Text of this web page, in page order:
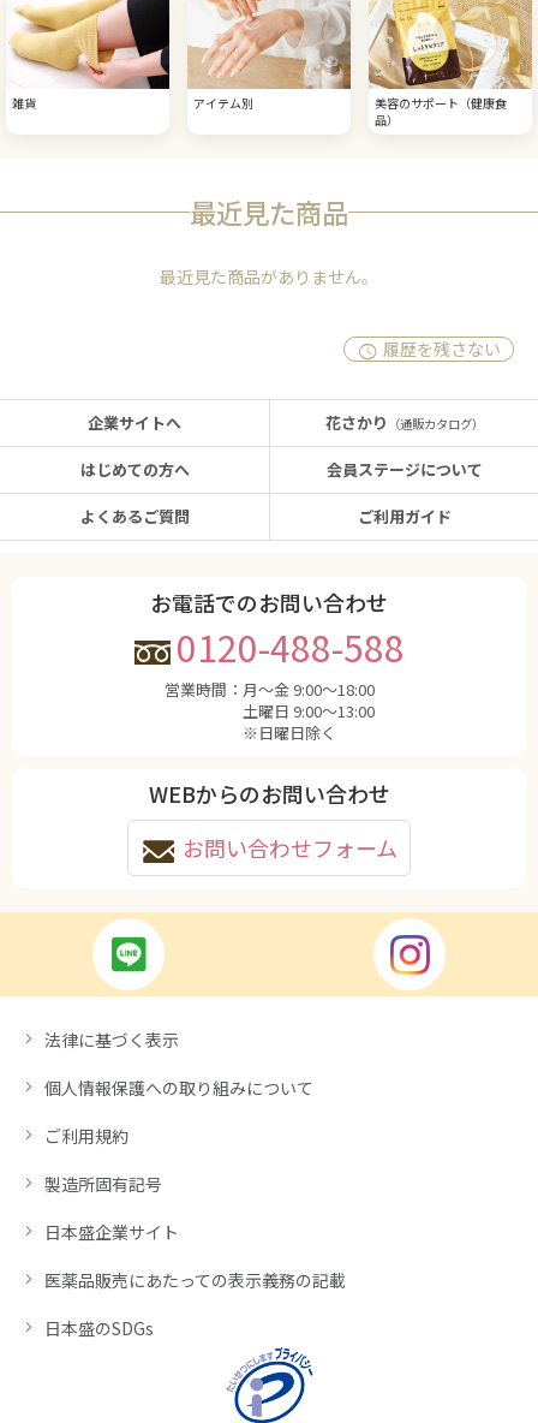
雑貨 アイテム別
美容のサポート（健康食
品）
最近見た商品
最近見た商品がありません。
履歴を残さない
企業サイトへ
はじめての方へ
よくあるご質問
花さかり （通販カタログ）
会員ステージについて
ご利用ガイド
お電話でのお問い合わせ
0120-488-588
営業時間： 月〜金 9:00〜18:00
土曜日 9:00〜13:00
※日曜日除く
WEBからのお問い合わせ
お問い合わせフォーム
法律に基づく表示
個人情報保護への取り組みについて
ご利用規約
製造所固有記号
日本盛企業サイト
医薬品販売にあたっての表示義務の記載
日本盛のSDGs